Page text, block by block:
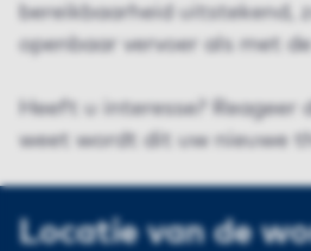
bereikbaarheid uitstekend,
openbaar vervoer als met
Heeft u interesse? Reageer
weet wordt dit uw nieuwe
Locatie van de